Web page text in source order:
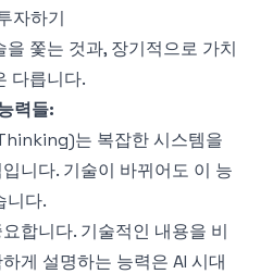
자하기
쫓는 것과, 장기적으로 가치
다릅니다.
력들:
는 복잡한 시스템을
니다. 기술이 바뀌어도 이 능
니다.
합니다. 기술적인 내용을 비
게 설명하는 능력은 AI 시대